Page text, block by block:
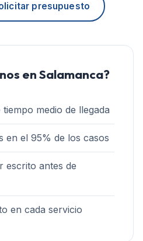
presupuesto
enSalamanca?
tiempo medio de llegada
en el 95% de los casos
escrito antes de
en cada servicio